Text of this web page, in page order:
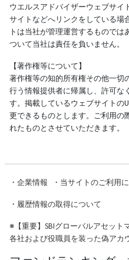
ウエルスアドバイザーウェブサイ
サイトなどへリンクをしている場
トは当社が管理運営するもので
ついて当社は責任を負いません。
【著作権等について】
著作権等の知的所有権その他一切
行う情報提供者に帰属し、許可な
す。掲載しているウェブサイトの
更できるものとします。ご利用の
れたものとさせていただきます。
・ 企業情報 ・ 当サイトのご利用
・ 履歴情報の取得について
※【重要】SBIグローバルアセット
各社および役職員を装った偽アカ